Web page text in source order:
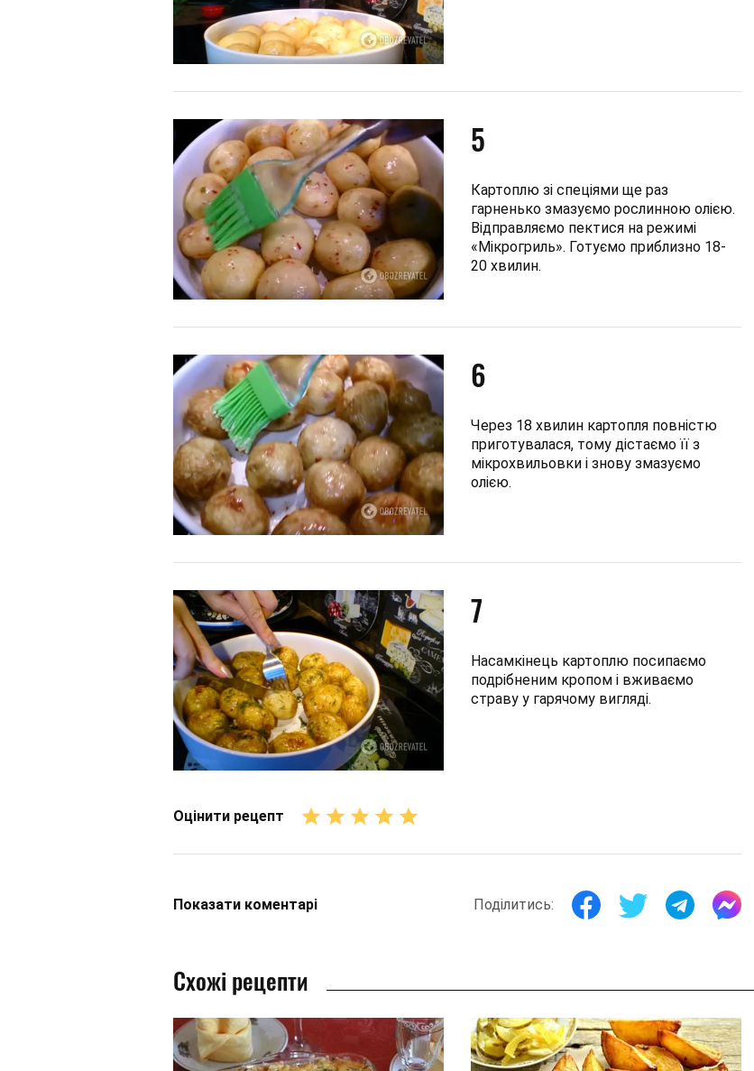
5
Картоплю зі спеціями ще раз
гарненько змазуємо рослинною олією.
Відправляємо пектися на режимі
«Мікрогриль». Готуємо приблизно 18-
20 хвилин.
6
Через 18 хвилин картопля повністю
приготувалася, тому дістаємо її з
мікрохвильовки і знову змазуємо
олією.
7
Насамкінець картоплю посипаємо
подрібненим кропом і вживаємо
страву у гарячому вигляді.
Оцінити рецепт
Показати коментарі Поділитись:
Схожі рецепти